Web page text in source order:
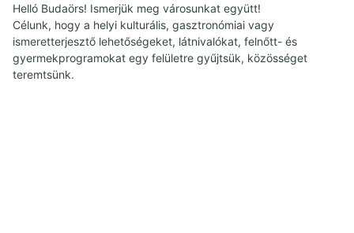
Helló Budaörs! Ismerjük meg városunkat együtt!
Célunk, hogy a helyi kulturális, gasztronómiai vagy
ismeretterjesztő lehetőségeket, látnivalókat, felnőtt- és
gyermekprogramokat egy felületre gyűjtsük, közösséget
teremtsünk.